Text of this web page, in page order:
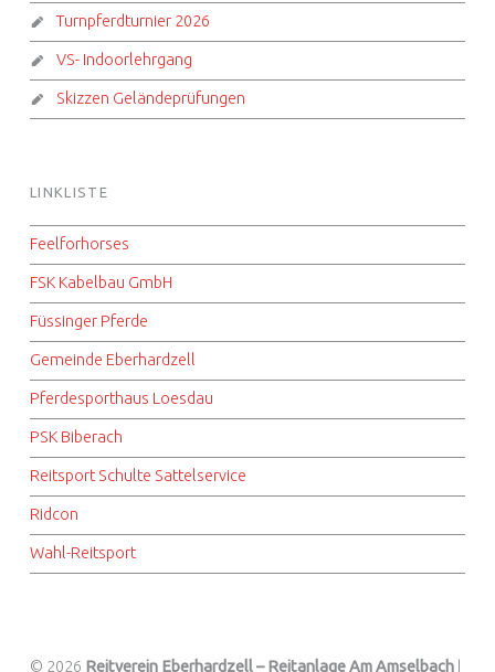
Turnpferdturnier 2026
VS- Indoorlehrgang
Skizzen Geländeprüfungen
LINKLISTE
Feelforhorses
FSK Kabelbau GmbH
Füssinger Pferde
Gemeinde Eberhardzell
Pferdesporthaus Loesdau
PSK Biberach
Reitsport Schulte Sattelservice
Ridcon
Wahl-Reitsport
© 2026 Reitverein Eberhardzell – Reitanlage Am Amselbach